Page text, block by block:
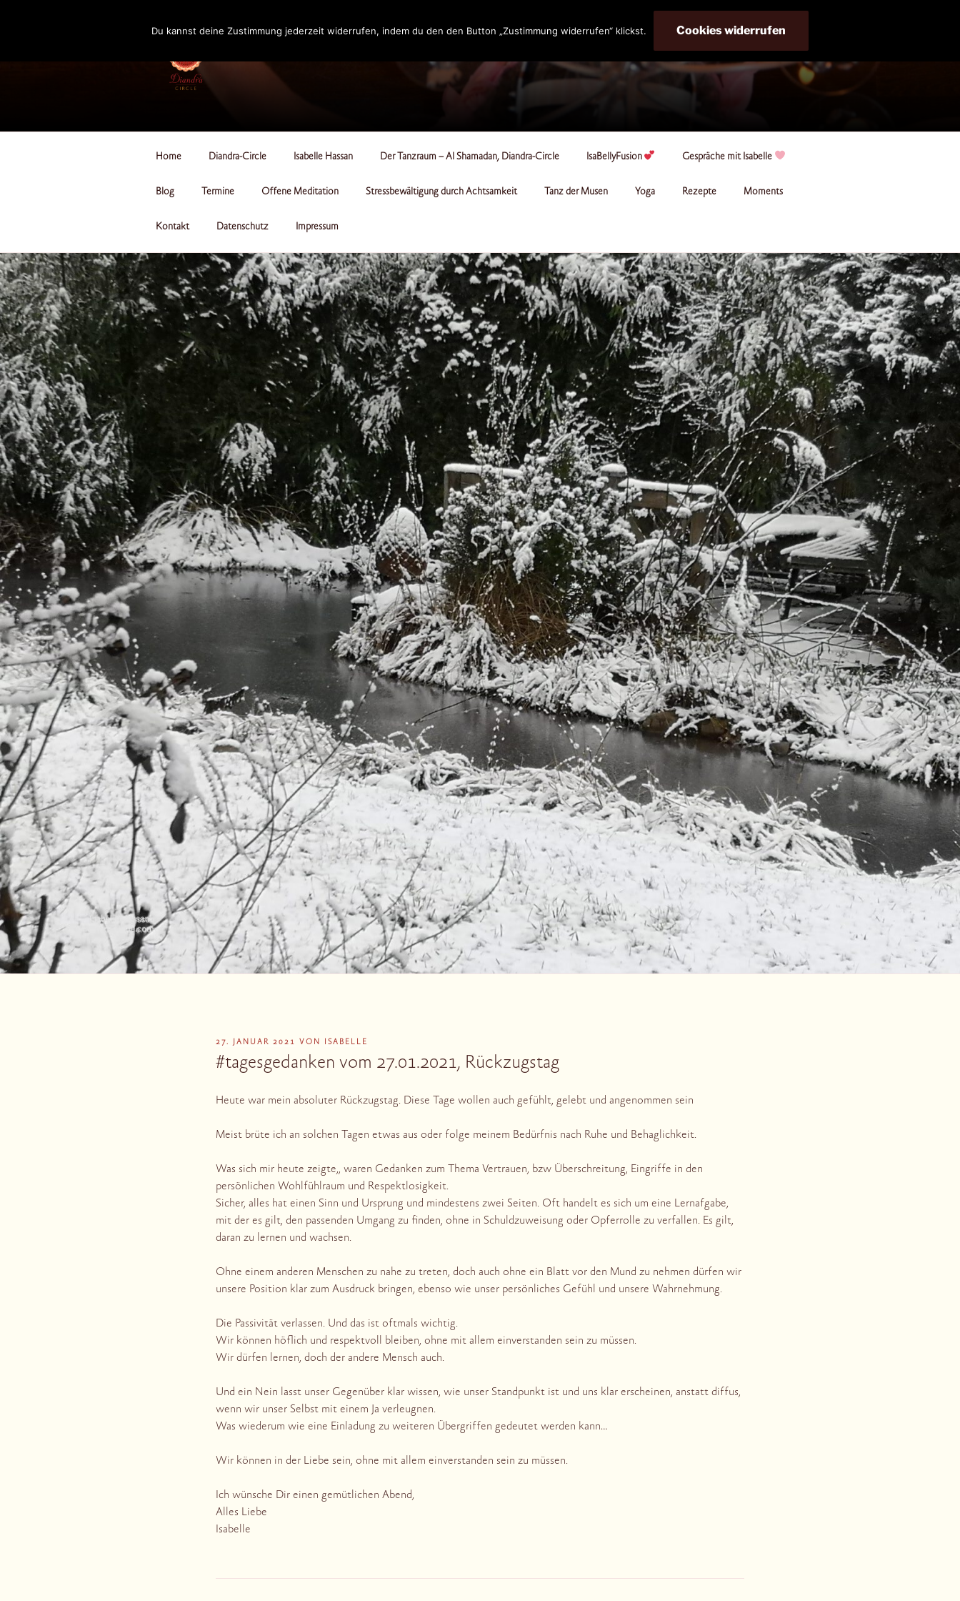
Home Diandra-Circle Isabelle Hassan Der Tanzraum – Al Shamadan, Diandra-Circle IsaBellyFusion Gespräche mit Isabelle
Blog Termine Offene Meditation Stressbewältigung durch Achtsamkeit Tanz der Musen Yoga Rezepte Moments
Kontakt Datenschutz Impressum
VERÖFFENTLICHT
27. JANUAR 2021 VON ISABELLE
#tagesgedanken vom 27.01.2021, Rückzugstag
Heute war mein absoluter Rückzugstag. Diese Tage wollen auch gefühlt, gelebt und angenommen sein
Meist brüte ich an solchen Tagen etwas aus oder folge meinem Bedürfnis nach Ruhe und Behaglichkeit.
Was sich mir heute zeigte,, waren Gedanken zum Thema Vertrauen, bzw Überschreitung, Eingriffe in den
persönlichen Wohlfühlraum und Respektlosigkeit.
Sicher, alles hat einen Sinn und Ursprung und mindestens zwei Seiten. Oft handelt es sich um eine Lernafgabe,
mit der es gilt, den passenden Umgang zu finden, ohne in Schuldzuweisung oder Opferrolle zu verfallen. Es gilt,
daran zu lernen und wachsen.
Ohne einem anderen Menschen zu nahe zu treten, doch auch ohne ein Blatt vor den Mund zu nehmen dürfen wir
unsere Position klar zum Ausdruck bringen, ebenso wie unser persönliches Gefühl und unsere Wahrnehmung.
Die Passivität verlassen. Und das ist oftmals wichtig.
Wir können höflich und respektvoll bleiben, ohne mit allem einverstanden sein zu müssen.
Wir dürfen lernen, doch der andere Mensch auch.
Und ein Nein lasst unser Gegenüber klar wissen, wie unser Standpunkt ist und uns klar erscheinen, anstatt diffus,
wenn wir unser Selbst mit einem Ja verleugnen.
Was wiederum wie eine Einladung zu weiteren Übergriffen gedeutet werden kann…
Wir können in der Liebe sein, ohne mit allem einverstanden sein zu müssen.
Ich wünsche Dir einen gemütlichen Abend,
Alles Liebe
Isabelle
Du kannst deine Zustimmung jederzeit widerrufen, indem du den den Button „Zustimmung widerrufen“ klickst. Cookies widerrufen